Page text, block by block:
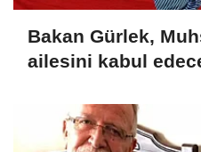
Bakan Gürlek,
ailesini kabul